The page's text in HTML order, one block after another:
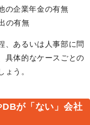
の企業年金の有無
の有無
、あるいは人事部に問
具体的なケースごとの
う。
が「ない」会社